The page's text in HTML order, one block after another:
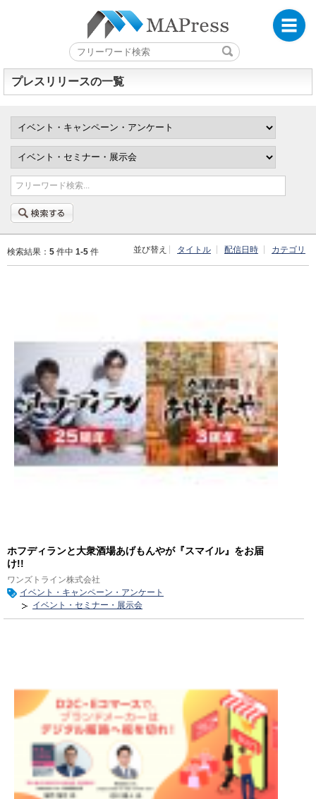
プレスリリースの一覧
フリーワード検索...
検索結果： 5 件中 1-5 件 並び替え タイトル 配信日時 カテゴリ
ホフディランと大衆酒場あげもんやが『スマイル』をお届
け!!
ワンズトライン株式会社
イベント・キャンペーン・アンケート
イベント・セミナー・展示会